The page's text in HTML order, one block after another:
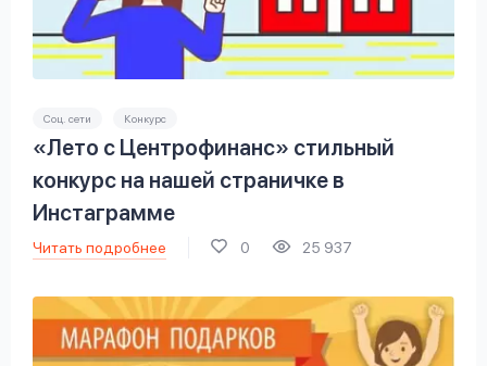
Соц. сети Конкурс
«Лето с Центрофинанс» стильный
конкурс на нашей страничке в
Инстаграмме
Читать подробнее 0 25 937